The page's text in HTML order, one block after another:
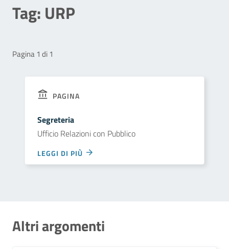
Tag: URP
Pagina 1 di 1
PAGINA
Segreteria
Ufficio Relazioni con Pubblico
LEGGI DI PIÙ
Altri argomenti